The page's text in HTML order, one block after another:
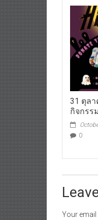
31 ตุล
กิจกรร
0
Your email